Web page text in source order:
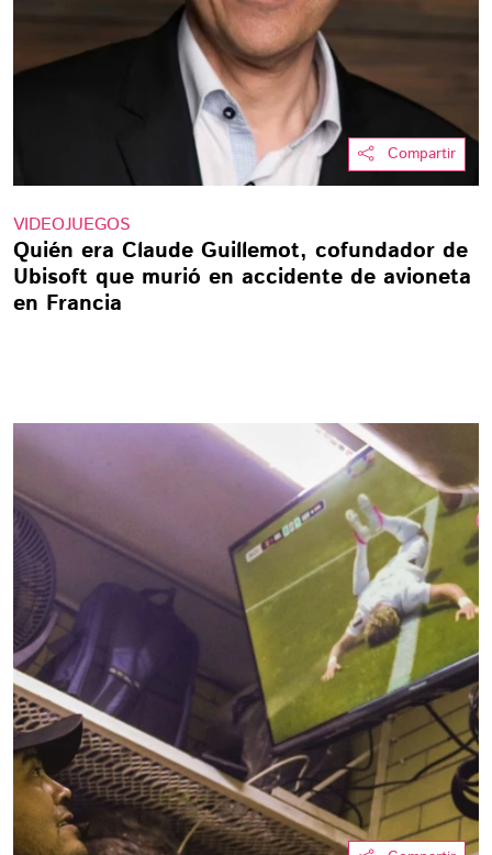
Compartir
VIDEOJUEGOS
Quién era Claude Guillemot, cofundador de
Ubisoft que murió en accidente de avioneta
en Francia